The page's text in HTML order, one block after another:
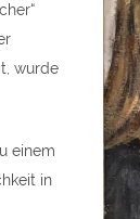
wurde
einem
in